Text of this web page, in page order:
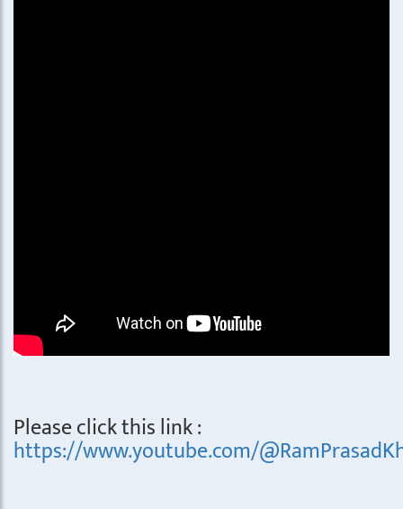
Please click this link :
https://www.youtube.com/